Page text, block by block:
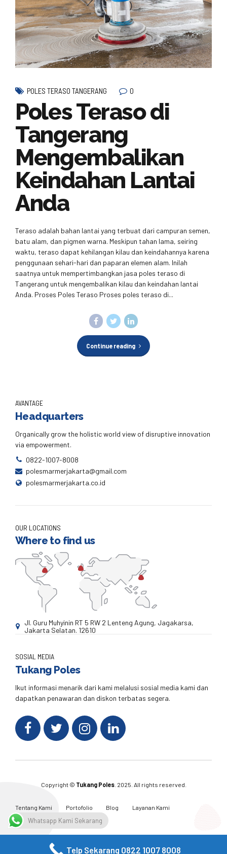
POLES TERASO TANGERANG 0
Poles Teraso di
Tangerang
Mengembalikan
Keindahan Lantai
Anda
Teraso adalah bahan lantai yang terbuat dari campuran semen,
batu alam, dan pigmen warna. Meskipun tahan lama, seiring
waktu, teraso dapat kehilangan kilau dan keindahannya karena
penggunaan sehari-hari dan paparan elemen alam. Inilah
saatnya untuk mempertimbangkan jasa poles teraso di
Tangerang untuk mengembalikan kilau dan keindahan lantai
Anda. Proses Poles Teraso Proses poles teraso di...
Continue reading
AVANTAGE
Headquarters
Organically grow the holistic world view of disruptive innovation
via empowerment.
0822-1007-8008
polesmarmerjakarta@gmail.com
polesmarmerjakarta.co.id
OUR LOCATIONS
Where to find us
Jl. Guru Muhyinin RT 5 RW 2 Lenteng Agung, Jagakarsa,
Jakarta Selatan. 12610
SOSIAL MEDIA
Tukang Poles
Ikut informasi menarik dari kami melalusi sosial media kami dan
dapatkan penawaran dan diskon terbatas segera.
Copyright © Tukang Poles. 2025. All rights reserved.
Tentang Kami Portofolio Blog
Layanan Kami
Kontak Kami
Facebook Twitter Instagram Email
Whatsapp Kami Sekarang
Telp Sekarang 0822 1007 8008